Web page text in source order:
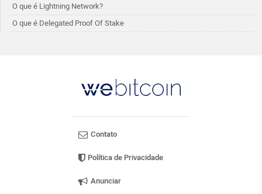
O que é Lightning Network?
O que é Delegated Proof Of Stake
Contato
Política de Privacidade
Anunciar